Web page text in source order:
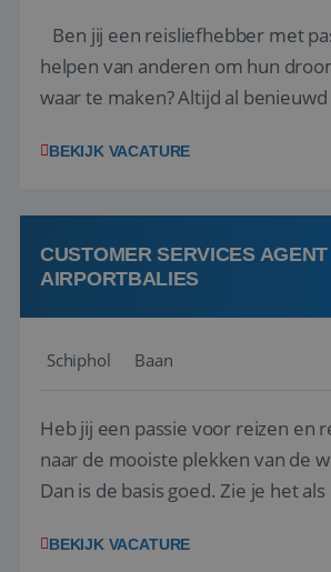
Ben jij een reisliefhebber met
helpen van anderen om hun
waar te maken? Altijd al
van de grootste reisorganisaties?
op zoek naar een enthousiaste,
BEKIJK VACATURE
CUSTOMER SERVICES AGENT |
AIRPORTBALIES
Schiphol Baan
Heb jij een passie voor reizen en
naar de mooiste plekken van de
Dan is de basis goed. Zie je het
het samenstellen en boeken van
BEKIJK VACATURE